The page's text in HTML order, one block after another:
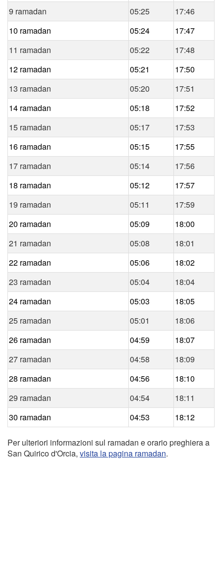
9 ramadan 05:25
17:46
10 ramadan
05:24
17:47
11 ramadan
05:22
17:48
12 ramadan
05:21
17:50
13 ramadan
05:20
17:51
14 ramadan
05:18
17:52
15 ramadan
05:17
17:53
16 ramadan
05:15
17:55
17 ramadan
05:14
17:56
18 ramadan
05:12
17:57
19 ramadan
05:11
17:59
20 ramadan
05:09
18:00
21 ramadan
05:08
18:01
22 ramadan
05:06
18:02
23 ramadan
05:04
18:04
24 ramadan
05:03
18:05
25 ramadan
05:01
18:06
26 ramadan
04:59
18:07
27 ramadan
04:58
18:09
28 ramadan
04:56
18:10
29 ramadan
04:54
18:11
30 ramadan
04:53 18:12
Per ulteriori informazioni sul ramadan e orario preghiera a
San Quirico d'Orcia, visita la pagina ramadan.